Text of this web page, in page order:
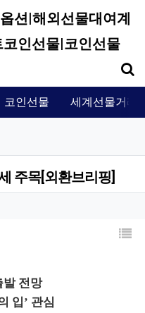
션|해외선물대여계
인선물|코인선물
코인선물 세계선물거래
주목[외환브리핑]
목
발 전망
입’ 관심